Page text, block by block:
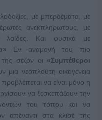
με μπερδέματα, με
ανεκπλήρωτους, με
λαίδες. Και φυσικά με
Εν αναμονή του πιο
σεζόν οι «Συμπέθεροι
μια νεόπλουτη οικογένεια
να είναι μόνο η
να ξεσκεπάζουν την
του τόπου και να
απέναντι στα κλισέ της